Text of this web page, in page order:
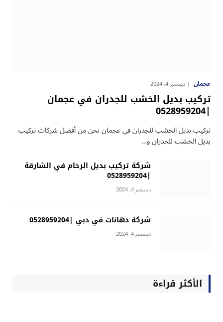
عجمان ديسمبر 4, 2024
تركيب بديل الخشب للجدران في عجمان
|0528959204
تركيب بديل الخشب للجدران في عجمان نحن من أفضل شركات تركيب
بديل الخشب للجدران و…
شركة تركيب بديل الرخام في الشارقة
|0528959204
ديسمبر 4, 2024
شركة دهانات في دبي |0528959204
ديسمبر 4, 2024
الأكثر قراءة